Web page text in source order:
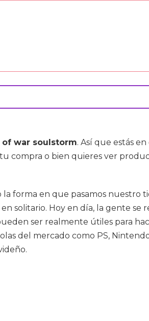
of war soulstorm. Así que estás
compra o bien quieres ver
forma en que pasamos nuestro
solitario. Hoy en día, la gente
ser realmente útiles para
del mercado como PS,